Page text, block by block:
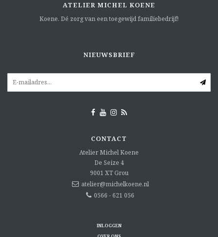
ATELIER MICHEL KOENE
Koene. Dé zorg van een toegewijd familiebedrijf!
NIEUWSBRIEF
CONTACT
Atelier Michel Koene
De Seize 4
9001 XT Grou
atelier@michelkoene.nl
0566 - 621 056
INLOGGEN